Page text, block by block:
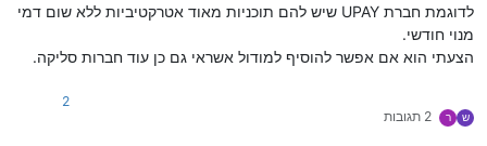
לדוגמת חברת UPAY שיש להם תוכניות מאוד אטרקטיביות ללא שום דמי
מנוי חודשי.
הצעתי הוא אם אפשר להוסיף למודול אשראי גם כן עוד חברות סליקה.
ש ר 2 תגובות
2